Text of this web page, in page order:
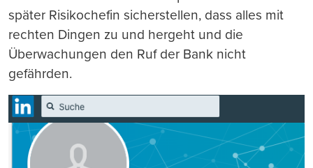
später Risikochefin sicherstellen, dass alles mit
rechten Dingen zu und hergeht und die
Überwachungen den Ruf der Bank nicht
gefährden.